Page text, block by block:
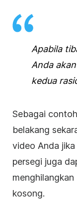
Apabila
Anda
kedua
Sebagai
belakang
video Anda
persegi juga
kosong.